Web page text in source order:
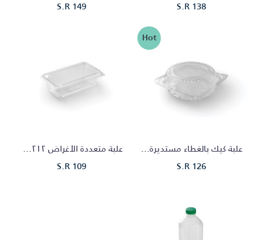
S.R 138
S.R 149
Hot
علبة كيك بالغطاء مستديرة شفاف
S.R 126
علبة متعددة الأغراض ٢١٢ شفافة
S.R 109